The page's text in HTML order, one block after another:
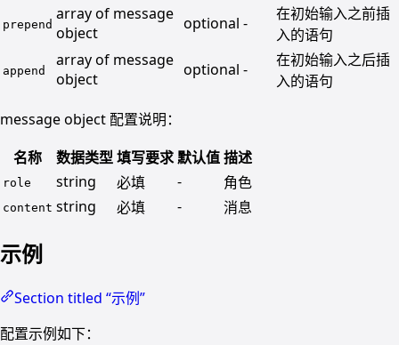
prepend
array of message
object
optional -
在初始输入之前插
入的语句
append
array of message
object
optional -
在初始输入之后插
入的语句
message object 配置说明：
名称
数据类型填写要求 默认值描述
role string 必填 - 角色
content string 必填 - 消息
示例
Section titled “示例”
配置示例如下：